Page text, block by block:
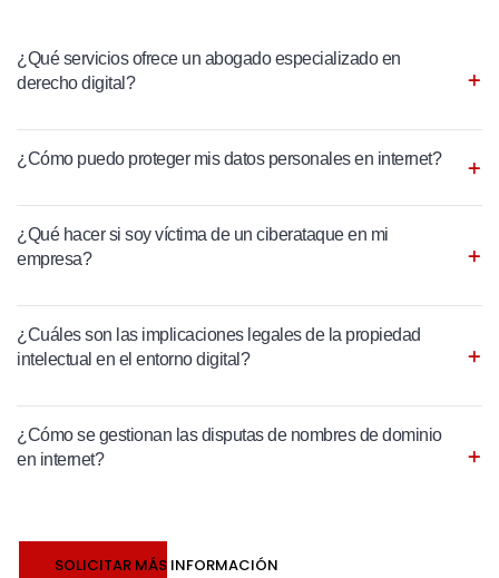
¿Qué servicios ofrece un abogado especializado en
derecho digital?
¿Cómo puedo proteger mis datos personales en internet?
¿Qué hacer si soy víctima de un ciberataque en mi
empresa?
¿Cuáles son las implicaciones legales de la propiedad
intelectual en el entorno digital?
¿Cómo se gestionan las disputas de nombres de dominio
en internet?
SOLICITAR MÁS INFORMACIÓN